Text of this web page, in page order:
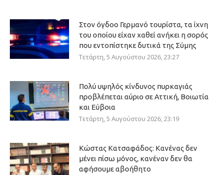
Στον όγδοο Γερμανό τουρίστα, τα ίχνη
του οποίου είχαν χαθεί ανήκει η σορός
που εντοπίστηκε δυτικά της Σύμης
Τετάρτη, 5 Αυγούστου 2026, 23:27
Πολύ υψηλός κίνδυνος πυρκαγιάς
προβλέπεται αύριο σε Αττική, Βοιωτία
και Εύβοια
Τετάρτη, 5 Αυγούστου 2026, 23:19
Κώστας Κατσαφάδος: Κανένας δεν
μένει πίσω μόνος, κανέναν δεν θα
αφήσουμε αβοήθητο